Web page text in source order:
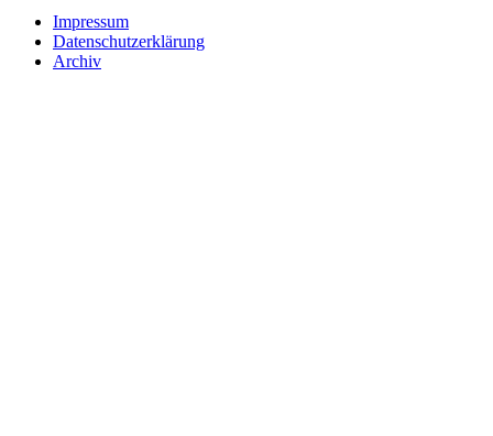
Impressum
Datenschutzerklärung
Archiv